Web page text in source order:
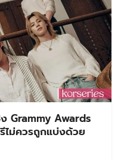
ง Grammy Awards
ม่ควรถูกแบ่งด้วย